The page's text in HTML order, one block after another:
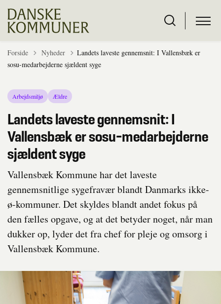
Forside Tilbage til
Nyheder
Landets laveste gennemsnit: I Vallensbæk er
sosu-medarbejderne sjældent syge
Arbejdsmiljø Ældre
Landets laveste gennemsnit: I
Vallensbæk er sosu-medarbejderne
sjældent syge
Vallensbæk Kommune har det laveste
gennemsnitlige sygefravær blandt Danmarks ikke-
ø-kommuner. Det skyldes blandt andet fokus på
den fælles opgave, og at det betyder noget, når man
dukker op, lyder det fra chef for pleje og omsorg i
Vallensbæk Kommune.